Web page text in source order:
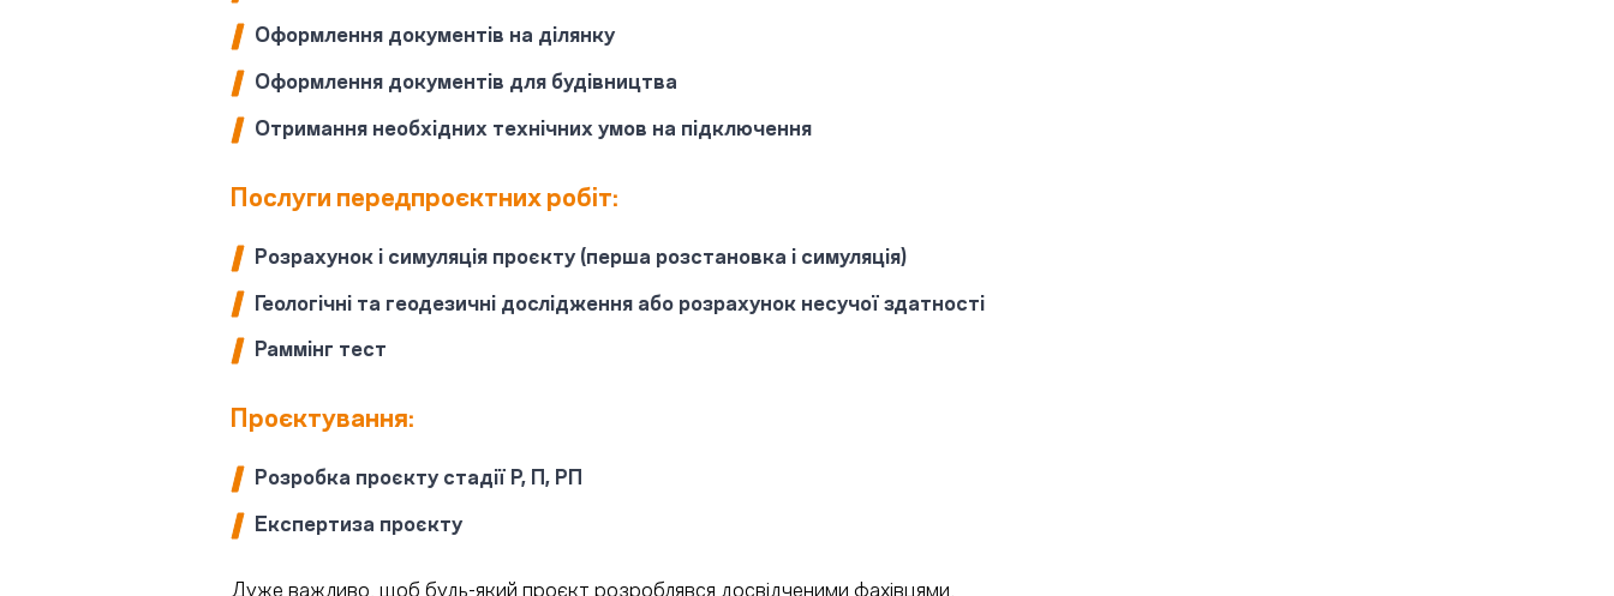
Оформлення документів на ділянку
Оформлення документів для будівництва
Отримання необхідних технічних умов на підключення
Послуги передпроєктних робіт:
Розрахунок і симуляція проєкту (перша розстановка і симуляція)
Геологічні та геодезичні дослідження або розрахунок несучої здатності
Раммінг тест
Проєктування:
Розробка проєкту стадії Р, П, РП
Експертиза проєкту
Дуже важливо, щоб будь-який проєкт розроблявся досвідченими фахівцями.